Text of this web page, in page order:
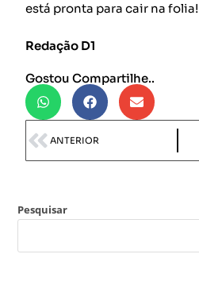
está pronta para cair na folia!
Redação D1
Gostou Compartilhe..
ANTERIOR
Pesquisar